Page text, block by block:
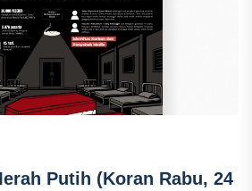
Putih (Koran Rabu, 24